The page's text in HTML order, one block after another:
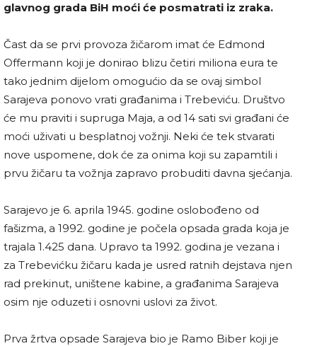
glavnog grada BiH moći će posmatrati iz zraka.
Čast da se prvi provoza žičarom imat će Edmond
Offermann koji je donirao blizu četiri miliona eura te
tako jednim dijelom omogućio da se ovaj simbol
Sarajeva ponovo vrati građanima i Trebeviću. Društvo
će mu praviti i supruga Maja, a od 14 sati svi građani će
moći uživati u besplatnoj vožnji. Neki će tek stvarati
nove uspomene, dok će za onima koji su zapamtili i
prvu žičaru ta vožnja zapravo probuditi davna sjećanja.
Sarajevo je 6. aprila 1945. godine oslobođeno od
fašizma, a 1992. godine je počela opsada grada koja je
trajala 1.425 dana. Upravo ta 1992. godina je vezana i
za Trebevićku žičaru kada je usred ratnih dejstava njen
rad prekinut, uništene kabine, a građanima Sarajeva
osim nje oduzeti i osnovni uslovi za život.
Prva žrtva opsade Sarajeva bio je Ramo Biber koji je